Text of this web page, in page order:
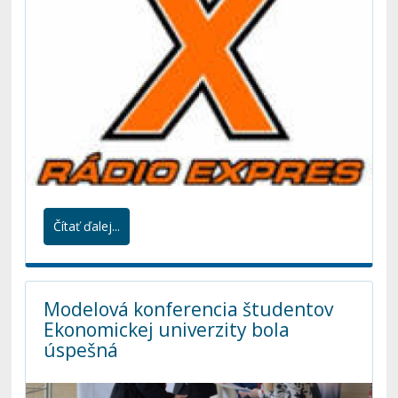
Čítať ďalej...
Modelová konferencia študentov
Ekonomickej univerzity bola
úspešná